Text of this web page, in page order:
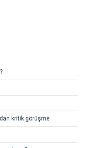
kritik görüşme